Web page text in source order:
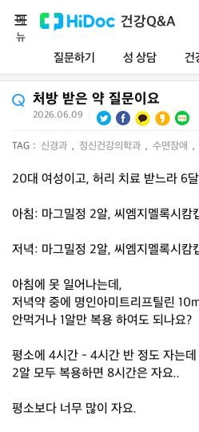
건강Q&A
질문하기 성 상담 건
메
뉴
처방 받은 약 질문이요
2026.06.09
TAG : 신경과 , 정신건강의학과 , 수면장애 ,
20대 여성이고, 허리 치료 받느라 6
아침: 마그밀정 2알, 씨엠지멜록시캄
저녁: 마그밀정 2알, 씨엠지멜록시캄
아침에 못 일어나는데,
저녁약 중에 명인아미트리프틸린
안먹거나 1알만 복용 하여도 되나요?
평소에 4시간 - 4시간 반 정도 자는데
2알 모두 복용하면 8시간은 자요..
평소보다 너무 많이 자요.